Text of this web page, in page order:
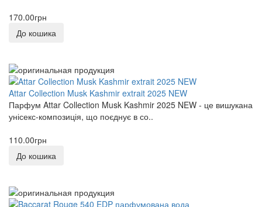
170.00грн
До кошика
Attar Collection Musk Kashmir extrait 2025 NEW
Парфум Attar Collection Musk Kashmir 2025 NEW - це вишукана
унісекс-композиція, що поєднує в со..
110.00грн
До кошика